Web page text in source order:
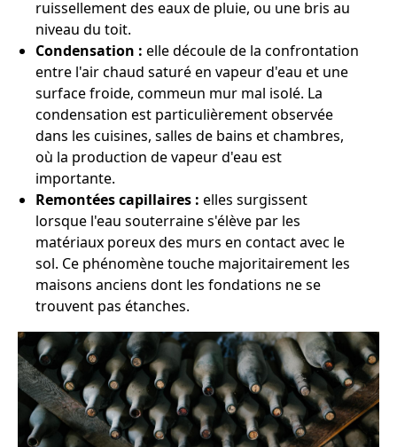
ruissellement des eaux de pluie, ou une bris au
niveau du toit.
Condensation : elle découle de la confrontation
entre l'air chaud saturé en vapeur d'eau et une
surface froide, commeun mur mal isolé. La
condensation est particulièrement observée
dans les cuisines, salles de bains et chambres,
où la production de vapeur d'eau est
importante.
Remontées capillaires : elles surgissent
lorsque l'eau souterraine s'élève par les
matériaux poreux des murs en contact avec le
sol. Ce phénomène touche majoritairement les
maisons anciens dont les fondations ne se
trouvent pas étanches.